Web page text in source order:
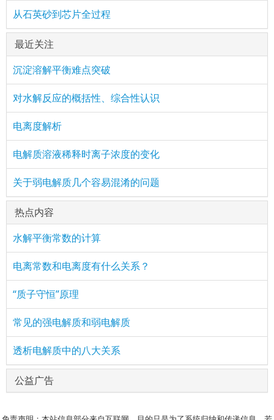
从石英砂到芯片全过程
最近关注
沉淀溶解平衡难点突破
对水解反应的概括性、综合性认识
电离度解析
电解质溶液稀释时离子浓度的变化
关于弱电解质几个容易混淆的问题
热点内容
水解平衡常数的计算
电离常数和电离度有什么关系？
“质子守恒”原理
常见的强电解质和弱电解质
透析电解质中的八大关系
公益广告